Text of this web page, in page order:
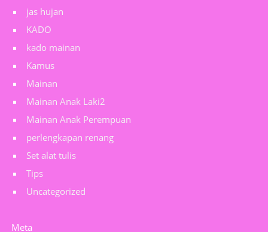
jas hujan
KADO
kado mainan
Kamus
Mainan
Mainan Anak Laki2
Mainan Anak Perempuan
perlengkapan renang
Set alat tulis
Tips
Uncategorized
Meta